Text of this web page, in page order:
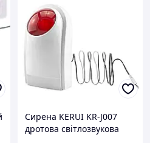
Сирена KERUI KR-J007
дротова світлозвукова